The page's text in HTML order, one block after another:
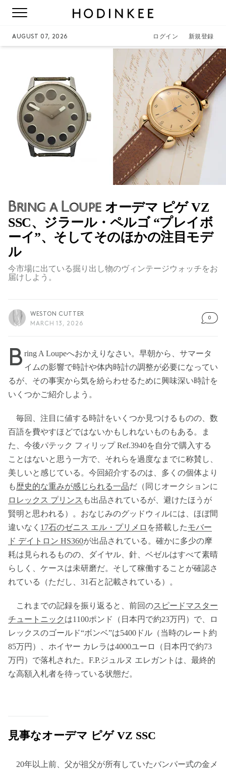
AUGUST 07, 2026 ログイン 新規登録
Bring a Loupe オーデマ ピゲ VZ
SSC、ジラール・ペルゴ “プレイボ
ーイ”、そしてそのほかの注目モデ
ル
今市場に出ている掘り出し物のヴィンテージウォッチをお
届けしよう。
WESTON CUTTER
MARCH 13, 2026
0
B ring A Loupeへおかえりなさい。早朝から、サマータ
イムの影響で時計や体内時計の調整が必要になってい
るが、その事実から気を紛らわせるために興味深い時計を
いくつかご紹介しよう。
毎回、注目に値する時計をいくつか見つけるものの、数
百語を費やすほどではないかもしれないものもある。ま
た、今後パテック フィリップ Ref.3940を自分で購入する
ことはないと思う一方で、それらを過度なまでに称賛し、
美しいと感じている。今回紹介するのは、多くの個体より
も歴史的な重みが感じられる一品だ（同じオークションに
ロレックス プリンス も出品されているが、避けたほうが
賢明と思われる）。おなじみのグッドウィルには、ほぼ間
違いなく 17石のゼニス エル・プリメロ を搭載したモバー
ド デイトロン HS360が出品されている。確かに多少の摩
耗は見られるものの、ダイヤル、針、ベゼルはすべて素晴
らしく、ケースは未研磨だ。そして稼働することが確認さ
れている（ただし、31石と記載されている）。
これまでの記録を振り返ると、前回のスピードマスター
チュートニック は1100ポンド（日本円で約23万円）で、ロ
レックスのゴールド“ボンベ”は5400ドル（当時のレート約
85万円）、ホイヤー カレラは4000ユーロ（日本円で約73
万円）で落札された。F.P.ジュルヌ エレガントは、最終的
な高額入札者を待っている状態だ。
見事なオーデマ ピゲ VZ SSC
20年以上前、父が祖父が所有していたバンパー式の金メ